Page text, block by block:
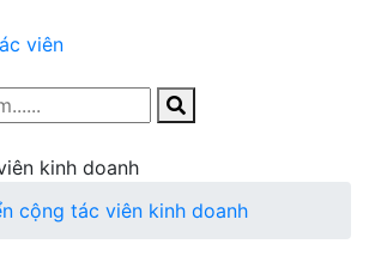
viên
kinh doanh
cộng tác viên kinh doanh